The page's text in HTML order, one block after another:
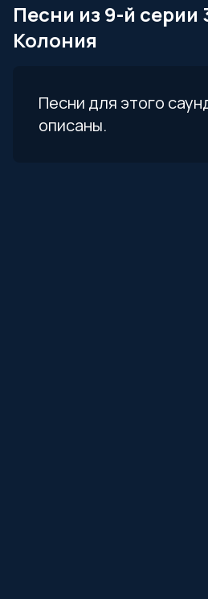
Песни из 9-й серии
Колония
Песни для этого
описаны.